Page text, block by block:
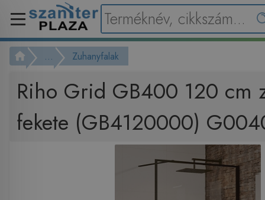
... Zuhanyfalak
Riho Grid GB400 120 cm
fekete (GB4120000)